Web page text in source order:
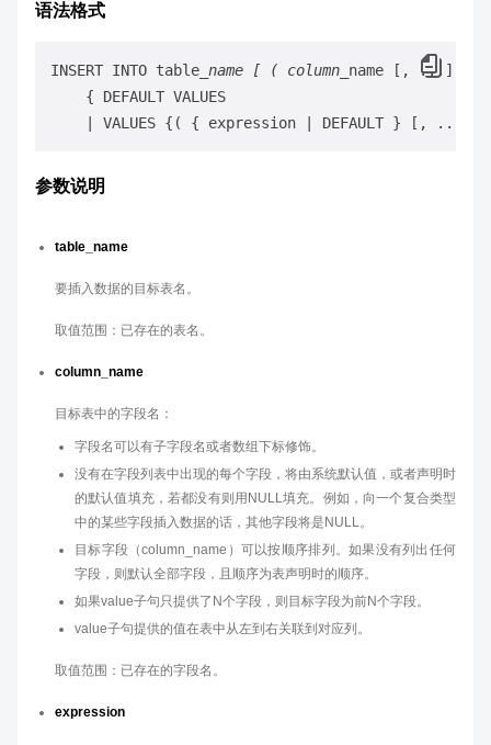
语法格式
INSERT INTO table _name [ ( column_
    { DEFAULT VALUES
参数说明
table_name
要插入数据的目标表名。
取值范围：已存在的表名。
column_name
目标表中的字段名：
字段名可以有子字段名或者数组下标修饰。
没有在字段列表中出现的每个字段，将由系统默认值，或者声明时
的默认值填充，若都没有则用NULL填充。例如，向一个复合类型
中的某些字段插入数据的话，其他字段将是NULL。
目标字段（column_name）可以按顺序排列。如果没有列出任何
字段，则默认全部字段，且顺序为表声明时的顺序。
如果value子句只提供了N个字段，则目标字段为前N个字段。
value子句提供的值在表中从左到右关联到对应列。
取值范围：已存在的字段名。
expression